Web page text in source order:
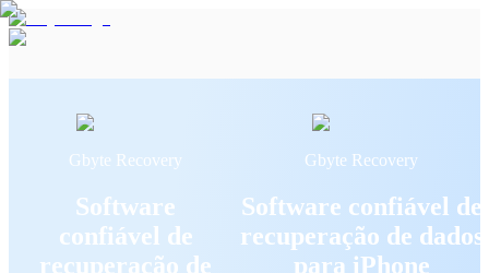
Gbyte Recovery
Software
confiável de
recuperação de
Gbyte Recovery
Software confiável de
recuperação de dados
para iPhone